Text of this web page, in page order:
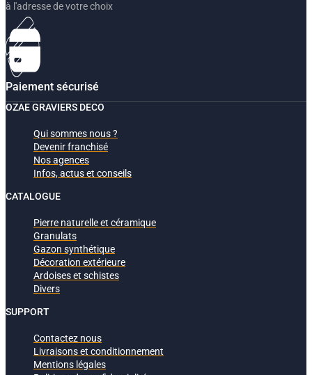
à l'adresse de votre choix
Paiement sécurisé
OZAE GRAVIERS DECO
Qui sommes nous ?
Devenir franchisé
Nos agences
Infos, actus et conseils
CATALOGUE
Pierre naturelle et céramique
Granulats
Gazon synthétique
Décoration extérieure
Ardoises et schistes
Divers
SUPPORT
Contactez nous
Livraisons et conditionnement
Mentions légales